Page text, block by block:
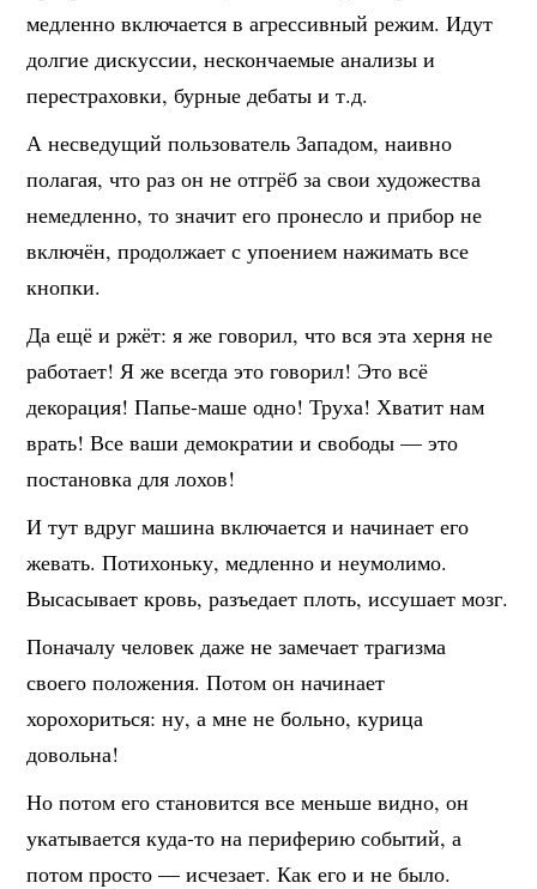
медленно включается в агрессивный режим. Идут
долгие дискуссии, нескончаемые анализы и
перестраховки, бурные дебаты и т.д.
А несведущий пользователь Западом, наивно
полагая, что раз он не отгрёб за свои художества
немедленно, то значит его пронесло и прибор не
включён, продолжает с упоением нажимать все
кнопки.
Да ещё и ржёт: я же говорил, что вся эта херня не
работает! Я же всегда это говорил! Это всё
декорация! Папье-маше одно! Труха! Хватит нам
врать! Все ваши демократии и свободы — это
постановка для лохов!
И тут вдруг машина включается и начинает его
жевать. Потихоньку, медленно и неумолимо.
Высасывает кровь, разъедает плоть, иссушает мозг.
Поначалу человек даже не замечает трагизма
своего положения. Потом он начинает
хорохориться: ну, а мне не больно, курица
довольна!
Но потом его становится все меньше видно, он
укатывается куда-то на периферию событий, а
потом просто — исчезает. Как его и не было.